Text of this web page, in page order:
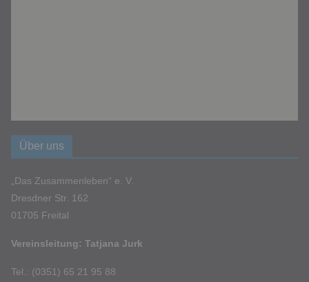
Über uns
„Das Zusammenleben“ e. V.
Dresdner Str. 162
01705 Freital
Vereinsleitung: Tatjana Jurk
Tel.: (0351) 65 21 95 88